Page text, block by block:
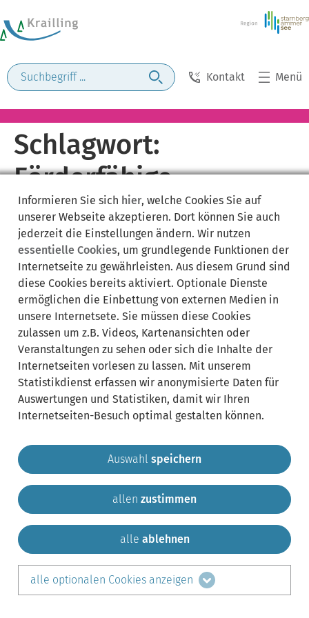
Kontakt Menü
Schlagwort:
Förderfähige
Aufwendungen
Gemeinde Krailling Impressum
Sitemap
Kontakt
teilen auf:
LinkedIn
Informieren Sie sich hier, welche Cookies Sie auf
unserer Webseite akzeptieren. Dort können Sie auch
jederzeit die Einstellungen ändern. Wir nutzen
essentielle Cookies, um grundlegende Funktionen der
Internetseite zu gewährleisten. Aus diesem Grund sind
diese Cookies bereits aktiviert. Optionale Dienste
ermöglichen die Einbettung von externen Medien in
unsere Internetsete. Sie müssen diese Cookies
zulassen um z.B. Videos, Kartenansichten oder
Veranstaltungen zu sehen oder sich die Inhalte der
Internetseiten vorlesen zu lassen. Mit unserem
Statistikdienst erfassen wir anonymisierte Daten für
Auswertungen und Statistiken, damit wir Ihren
Internetseiten-Besuch optimal gestalten können.
Auswahl speichern
allen zustimmen
alle ablehnen
alle optionalen Cookies anzeigen